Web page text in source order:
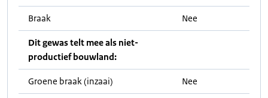
Braak Nee
Dit gewas telt mee als niet-
productief bouwland:
Groene braak (inzaai) Nee